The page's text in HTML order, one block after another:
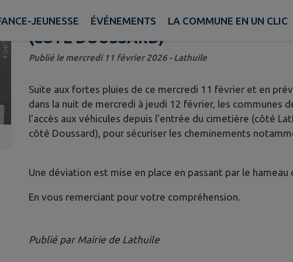
JEUNESSE ÉVÉNEMENTS LA COMMUNE EN UN CLIC
MARTELLARD (CÔTÉ LATHUILE) +
(CÔTÉ DOUSSARD)
Publié le mercredi 11 février 2026 - Lathuile
Suite aux fortes pluies de ce mercredi 11 février et en
dans la nuit de mercredi à jeudi 12 février, les communes
l'accès aux véhicules depuis l'entrée du cimetière (côté
côté Doussard), pour sécuriser les cheminements
Une déviation est mise en place en passant par le hameau
En vous remerciant pour votre compréhension.
Publié par Mairie de Lathuile